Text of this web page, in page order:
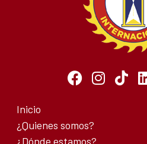
Inicio
¿Quienes somos?
¿Dónde estamos?